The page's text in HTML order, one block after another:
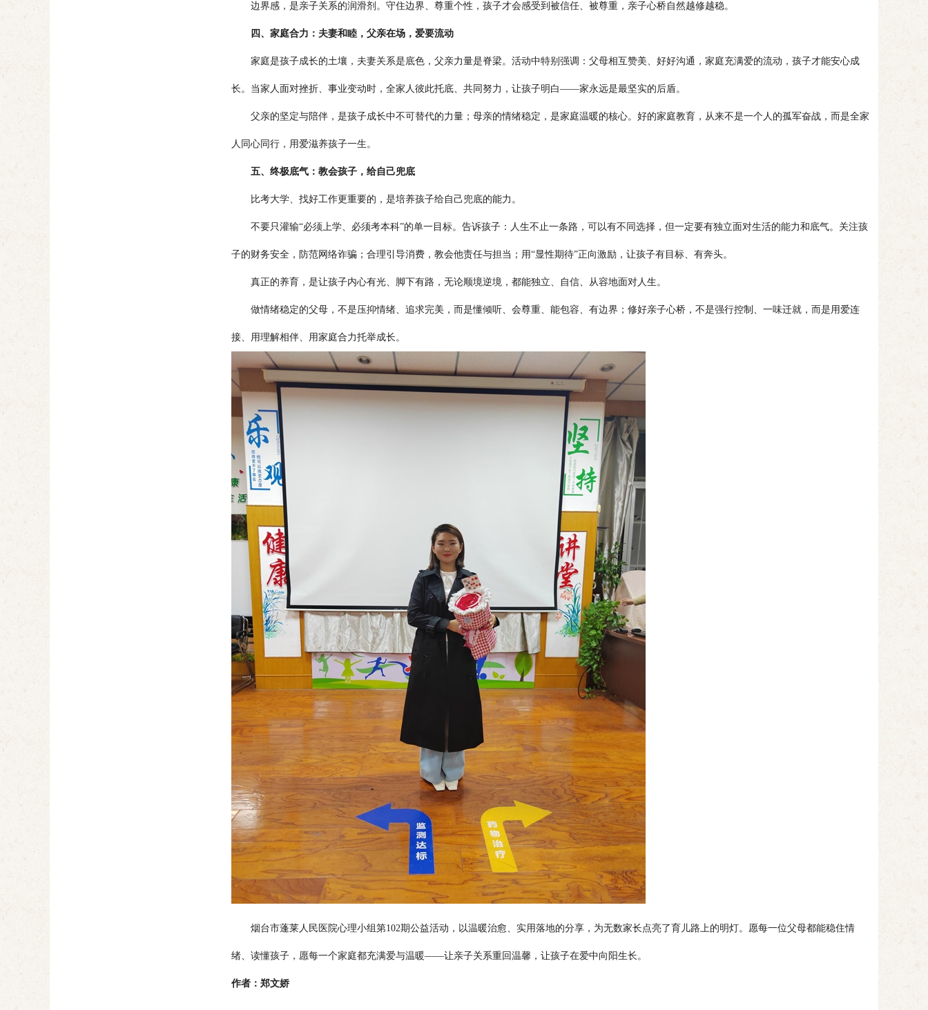
边界感，是亲子关系的润滑剂。守住边界、尊重个性，孩子才会感受到被信任、被尊重，亲子心桥自然越修越稳。
四、家庭合力：夫妻和睦，父亲在场，爱要流动
家庭是孩子成长的土壤，夫妻关系是底色，父亲力量是脊梁。活动中特别强调：父母相互赞美、好好沟通，家庭充满爱的流动，孩子才能安心成
长。当家人面对挫折、事业变动时，全家人彼此托底、共同努力，让孩子明白——家永远是最坚实的后盾。
父亲的坚定与陪伴，是孩子成长中不可替代的力量；母亲的情绪稳定，是家庭温暖的核心。好的家庭教育，从来不是一个人的孤军奋战，而是全家
人同心同行，用爱滋养孩子一生。
五、终极底气：教会孩子，给自己兜底
比考大学、找好工作更重要的，是培养孩子给自己兜底的能力。
不要只灌输“必须上学、必须考本科”的单一目标。告诉孩子：人生不止一条路，可以有不同选择，但一定要有独立面对生活的能力和底气。关注孩
子的财务安全，防范网络诈骗；合理引导消费，教会他责任与担当；用“显性期待”正向激励，让孩子有目标、有奔头。
真正的养育，是让孩子内心有光、脚下有路，无论顺境逆境，都能独立、自信、从容地面对人生。
做情绪稳定的父母，不是压抑情绪、追求完美，而是懂倾听、会尊重、能包容、有边界；修好亲子心桥，不是强行控制、一味迁就，而是用爱连
接、用理解相伴、用家庭合力托举成长。
烟台市蓬莱人民医院心理小组第102期公益活动，以温暖治愈、实用落地的分享，为无数家长点亮了育儿路上的明灯。愿每一位父母都能稳住情
绪、读懂孩子，愿每一个家庭都充满爱与温暖——让亲子关系重回温馨，让孩子在爱中向阳生长。
作者：郑文娇